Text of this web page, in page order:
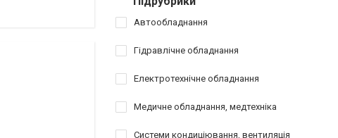
Автообладнання
Гідравлічне обладнання
Електротехнічне обладнання
Медичне обладнання, медтехніка
Системи кондиціювання, вентиляція